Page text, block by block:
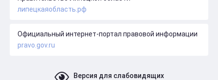
липецкаяобласть.рф
Официальный интернет-портал правовой информации
pravo.gov.ru
Версия для слабовидящих